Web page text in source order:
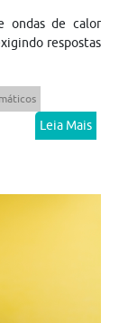
ondas de calor
respostas
Leia Mais